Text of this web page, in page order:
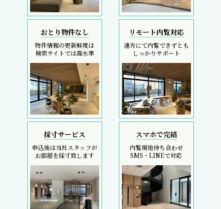
おとり物件なし
物件情報の更新鮮度は
検索サイトでは高水準
リモート内覧対応
遠方にて内覧できずとも
しっかりサポート
採寸サービス
申込後は当社スタッフが
お部屋を採寸致します
スマホで完結
内覧現地待ち合わせ
SMS・LINEで対応